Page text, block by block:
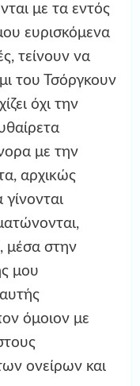
με τα εντός
ευρισκόμενα
τείνουν να
του Τσόργκουν
όχι την
με την
αρχικώς
μέσα στην
μου
όμοιον με
ονείρων και